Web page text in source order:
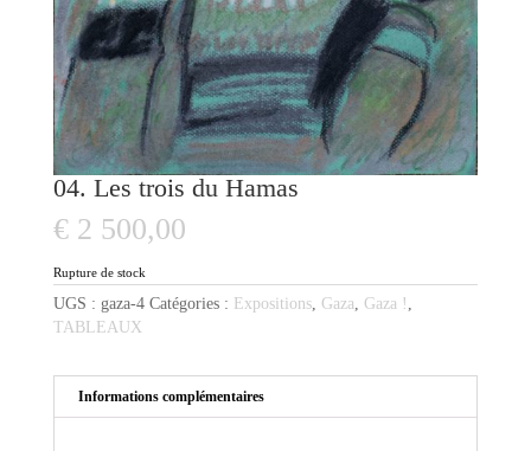
04. Les trois du Hamas
€2 500,00
Rupture de stock
UGS : gaza-4 Catégories : Expositions, Gaza, Gaza ! ,
TABLEAUX
Informations complémentaires